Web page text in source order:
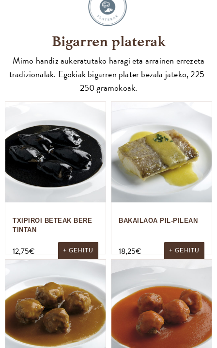
Bigarren platerak
Mimo handiz aukeratutako haragi eta arrainen errezeta
tradizionalak. Egokiak bigarren plater bezala jateko, 225-
250 gramokoak.
TXIPIROI BETEAK BERE
TINTAN
12,75€ + GEHITU
BAKAILAOA PIL-PILEAN
18,25€ + GEHITU